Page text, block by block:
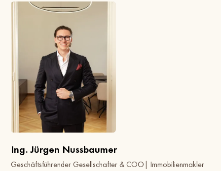
Ing. Jürgen Nussbaumer
Geschäftsführender Gesellschafter & COO| Immobilienmakler